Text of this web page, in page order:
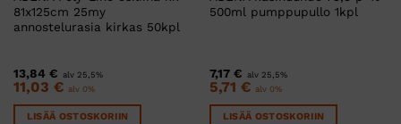
81x125cm 25my
annostelurasia kirkas 50kpl
13,84 € alv 25,5%
11,03 € alv 0%
LISÄÄ OSTOSKORIIN
500ml pumppupullo 1kpl
7,17 € alv 25,5%
5,71 € alv 0%
LISÄÄ OSTOSKORIIN